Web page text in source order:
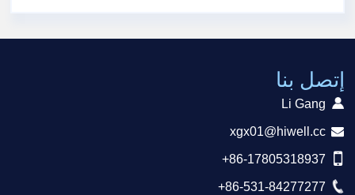
إتصل بنا
Li Gang
xgx01@hiwell.cc
+86-17805318937
+86-531-84277277